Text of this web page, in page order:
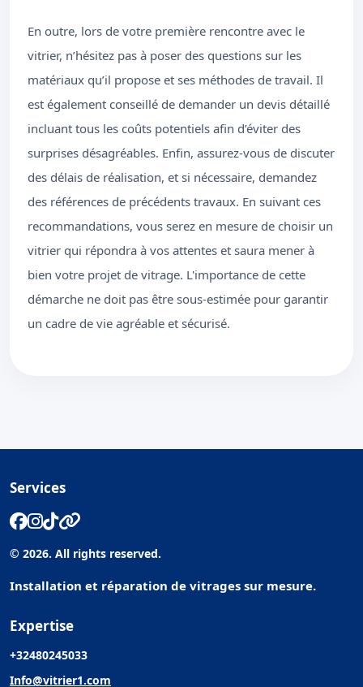
En outre, lors de votre première rencontre avec le
vitrier, n’hésitez pas à poser des questions sur les
matériaux qu’il propose et ses méthodes de travail. Il
est également conseillé de demander un devis détaillé
incluant tous les coûts potentiels afin d’éviter des
surprises désagréables. Enfin, assurez-vous de discuter
des délais de réalisation, et si nécessaire, demandez
des références de précédents travaux. En suivant ces
recommandations, vous serez en mesure de choisir un
vitrier qui répondra à vos attentes et saura mener à
bien votre projet de vitrage. L'importance de cette
démarche ne doit pas être sous-estimée pour garantir
un cadre de vie agréable et sécurisé.
Services
© 2026. All rights reserved.
Installation et réparation de vitrages sur mesure.
Expertise
+32480245033
Info@vitrier1.com